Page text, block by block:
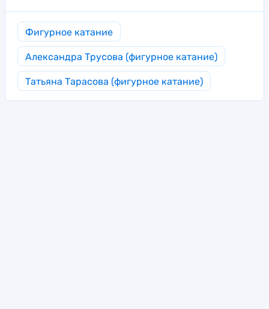
Фигурное катание
Александра Трусова (фигурное катание)
Татьяна Тарасова (фигурное катание)